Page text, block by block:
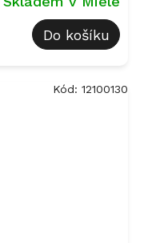
Do košíku
Kód: 12100130